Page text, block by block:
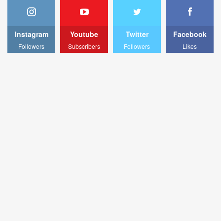
Facebook
Likes
Twitter
Followers
Youtube
Subscribers
Instagram
Followers